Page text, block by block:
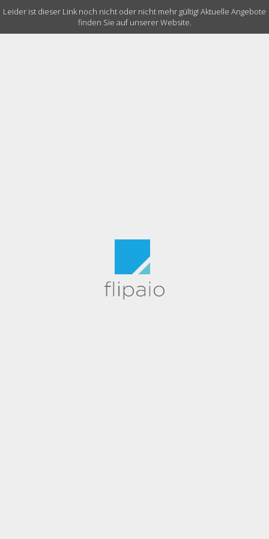
Leider ist dieser Link noch nicht oder nicht mehr gültig! Aktuelle Angebote
finden Sie auf unserer Website.